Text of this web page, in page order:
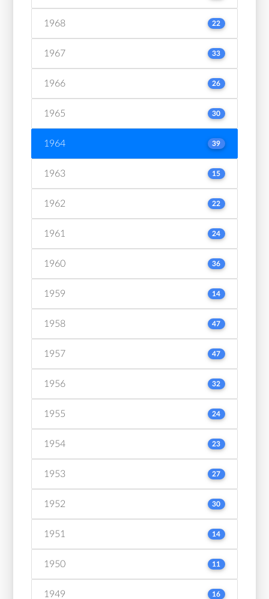
1968 22
1967 33
1966 26
1965 30
1964 39
1963 15
1962 22
1961 24
1960 36
1959 14
1958 47
1957 47
1956 32
1955 24
1954 23
1953 27
1952 30
1951 14
1950 11
1949 16